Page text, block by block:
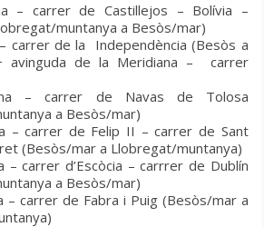
– carrer de Castillejos – Bolívia –
muntanya a Besòs/mar)
– carrer de la Independència (Besòs a
avinguda de la Meridiana – carrer
– carrer de Navas de Tolosa
a Besòs/mar)
– carrer de Felip II – carrer de Sant
(Besòs/mar a Llobregat/muntanya)
– carrer d’Escòcia – carrrer de Dublín
a Besòs/mar)
– carrer de Fabra i Puig (Besòs/mar a